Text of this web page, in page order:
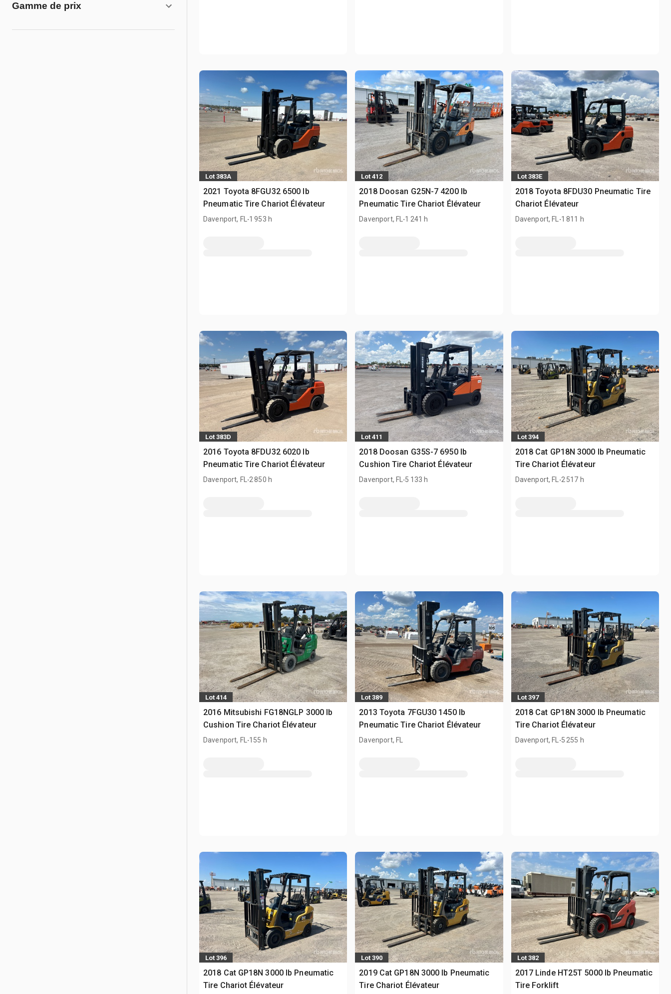
Gamme de prix
Lot 383A
2021 Toyota 8FGU32 6500 lb
Pneumatic Tire Chariot Élévateur
Davenport, FL.1 953 h
Lot 412
2018 Doosan G25N-7 4200 lb
Pneumatic Tire Chariot Élévateur
Davenport, FL.1 241 h
Lot 383E
2018 Toyota 8FDU30 Pneumatic Tire
Chariot Élévateur
Davenport, FL.1 811 h
Lot 383D
2016 Toyota 8FDU32 6020 lb
Pneumatic Tire Chariot Élévateur
Davenport, FL.2 850 h
Lot 411
2018 Doosan G35S-7 6950 lb
Cushion Tire Chariot Élévateur
Davenport, FL.5 133 h
Lot 394
2018 Cat GP18N 3000 lb Pneumatic
Tire Chariot Élévateur
Davenport, FL.2 517 h
Lot 414
2016 Mitsubishi FG18NGLP 3000 lb
Cushion Tire Chariot Élévateur
Davenport, FL.155 h
Lot 389
2013 Toyota 7FGU30 1450 lb
Pneumatic Tire Chariot Élévateur
Davenport, FL
Lot 397
2018 Cat GP18N 3000 lb Pneumatic
Tire Chariot Élévateur
Davenport, FL.5 255 h
Lot 396
2018 Cat GP18N 3000 lb Pneumatic
Tire Chariot Élévateur
Lot 390
2019 Cat GP18N 3000 lb Pneumatic
Tire Chariot Élévateur
Lot 382
2017 Linde HT25T 5000 lb Pneumatic
Tire Forklift